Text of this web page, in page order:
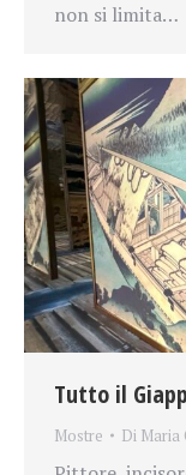
non si limita…
Tutto il
Mostre Di Maria